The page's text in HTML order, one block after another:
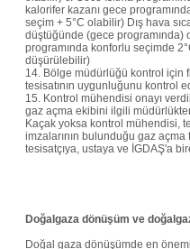
kalorifer kazanı gece
seçim + 5°C olabilir) Dış hava
düştüğünde (gece programında)
programında konforlu seçimde
düşürülebilir)
14. Bölge müdürlüğü kontrol için
tesisatının uygunluğunu kontrol
15. Kontrol mühendisi onayı
gaz açma ekibini ilgili
Kaçak yoksa kontrol mühendisi,
imzalarının bulunduğu gaz açma
tesisatçıya, ustaya ve İGDAŞ'a
Doğalgaza dönüşüm ve
Doğal gaza dönüşümde en